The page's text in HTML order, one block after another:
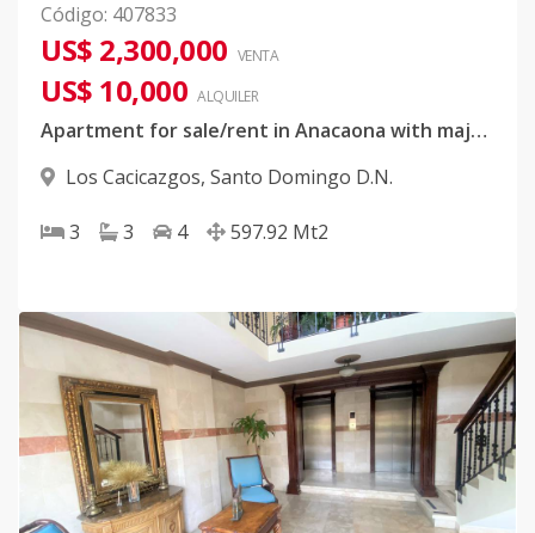
Código: 407833
US$ 2,300,000 VENTA
US$ 10,000 ALQUILER
Apartment for sale/rent in Anacaona with majestic views of the sea and the city Venta/Alquiler Apto en la Anacaona con majestuosa vista hacia el mar y la ciudad
Los Cacicazgos, Santo Domingo D.N.
3 3 4 597.92 Mt2